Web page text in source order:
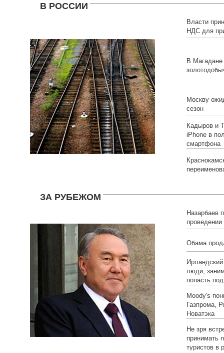
В РОССИИ
Власти
НДС для
В Магадане
Москву
сезон
Кадыров и
iPhone в
смартфона
ЗА РУБЕЖОМ
Назарбаев
президента
Обама
люди,
попасть
Moody's
Газпрома,
Новатэка
Не зря
принимать
туристов в